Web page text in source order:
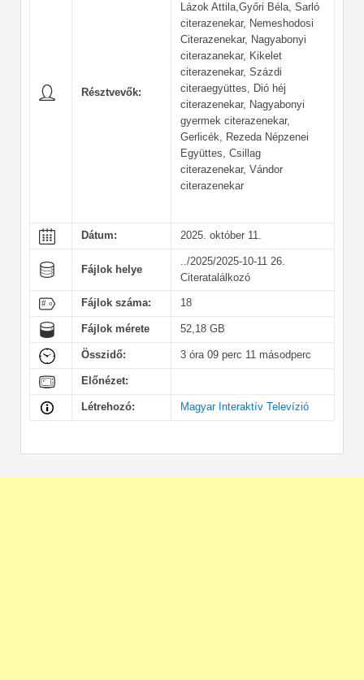
Résztvevők:
Lázok Attila,Győri Béla, Sarló
citerazenekar, Nemeshodosi
Citerazenekar, Nagyabonyi
citerazanekar, Kikelet
citerazenekar, Százdi
citeraegyüttes, Dió héj
citerazenekar, Nagyabonyi
gyermek citerazenekar,
Gerlicék, Rezeda Népzenei
Együttes, Csillag
citerazenekar, Vándor
citerazenekar
Dátum: 2025. október 11.
Fájlok helye
../2025/2025-10-11 26.
Citeratalálkozó
Fájlok száma: 18
Fájlok mérete 52,18 GB
Összidő: 3 óra 09 perc 11 másodperc
Előnézet:
Létrehozó: Magyar Interaktív Televízió